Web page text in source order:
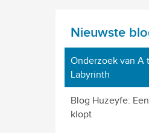
Nieuwste
Onderzoek van A
Labyrinth
Blog Huzeyfe:
klopt